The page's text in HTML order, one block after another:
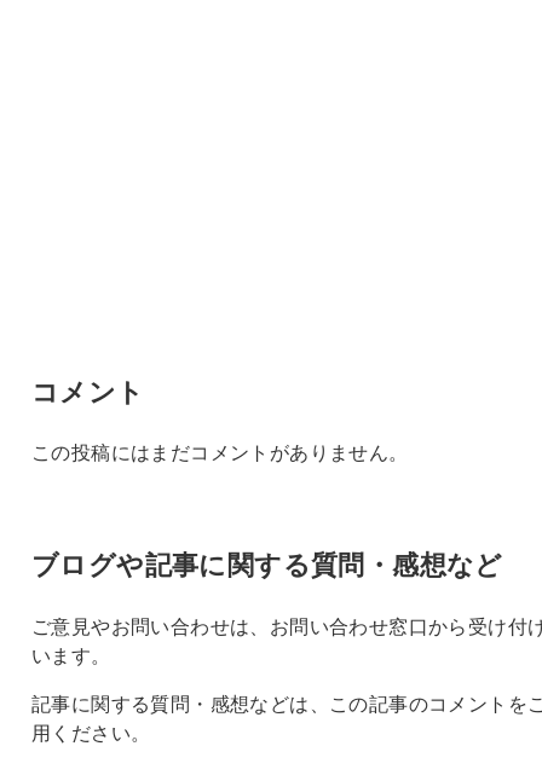
コメント
この投稿にはまだコメントがありません。
ブログや記事に関する質問・感想など
ご意見やお問い合わせは、お問い合わせ窓口から受け付
います。
記事に関する質問・感想などは、この記事のコメントを
用ください。